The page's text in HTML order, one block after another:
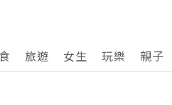
旅遊 女生 玩樂 親子